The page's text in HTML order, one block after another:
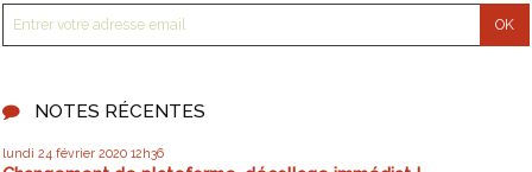
NOTES RÉCENTES
lundi 24 février 2020 12h36